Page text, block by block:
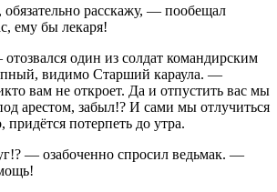
расскажу, — пообещал
ему бы лекаря!
один из солдат командирским
видимо Старший караула. —
вам не откроет. Да и отпустить вас мы
арестом, забыл!? И сами мы отлучиться
потерпеть до утра.
— озабоченно спросил ведьмак. —